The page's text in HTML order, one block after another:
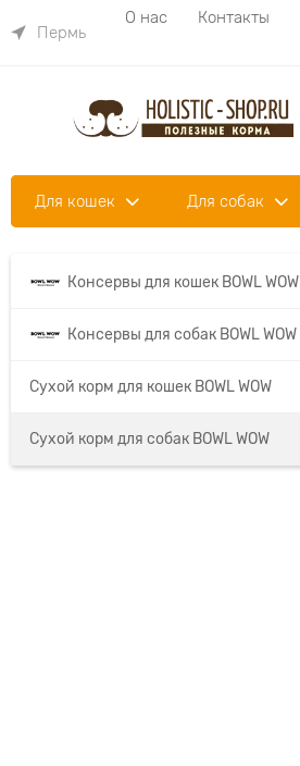
Пермь
О нас Контакты
Для кошек Для собак
Консервы для кошек BOWL WOW
Консервы для собак BOWL WOW
Сухой корм для кошек BOWL WOW
Сухой корм для собак BOWL WOW